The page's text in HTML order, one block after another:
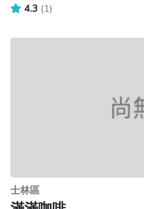
4.3 (1)
士林區